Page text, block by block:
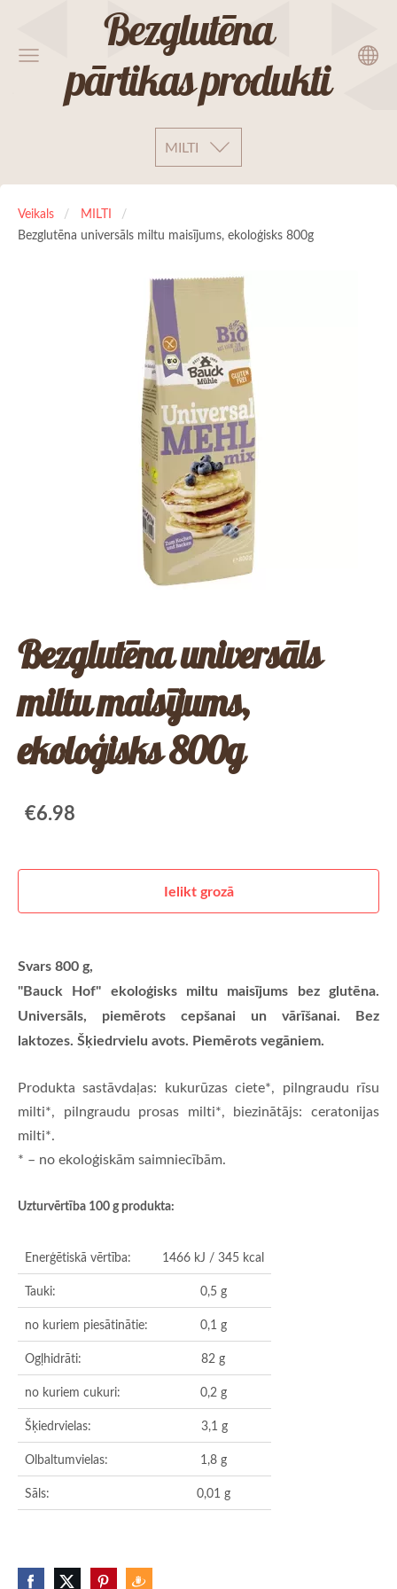
Bezglutēna
pārtikas produkti
MILTI
Veikals
MILTI
Bezglutēna universāls miltu maisījums, ekoloģisks 800g
Bezglutēna universāls
miltu maisījums,
ekoloģisks 800g
€6.98
Ielikt grozā
Svars 800 g,
"Bauck Hof" ekoloģisks miltu maisījums bez glutēna.
Universāls, piemērots cepšanai un vārīšanai. Bez
laktozes. Šķiedrvielu avots. Piemērots vegāniem.
Produkta sastāvdaļas: kukurūzas ciete*, pilngraudu rīsu
milti*, pilngraudu prosas milti*, biezinātājs: ceratonijas
milti*.
* – no ekoloģiskām saimniecībām.
Uzturvērtība 100 g produkta:
Enerģētiskā vērtība:
1466 kJ / 345 kcal
Tauki:
0,5 g
no kuriem piesātinātie:
0,1 g
Ogļhidrāti:
82 g
no kuriem cukuri:
0,2 g
Šķiedrvielas:
3,1 g
Olbaltumvielas:
1,8 g
Sāls:
0,01 g